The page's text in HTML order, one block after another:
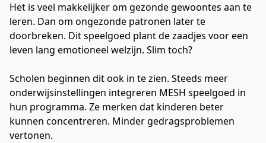
Het is veel makkelijker om gezonde gewoontes aan te
leren. Dan om ongezonde patronen later te
doorbreken. Dit speelgoed plant de zaadjes voor een
leven lang emotioneel welzijn. Slim toch?
Scholen beginnen dit ook in te zien. Steeds meer
onderwijsinstellingen integreren MESH speelgoed in
hun programma. Ze merken dat kinderen beter
kunnen concentreren. Minder gedragsproblemen
vertonen.